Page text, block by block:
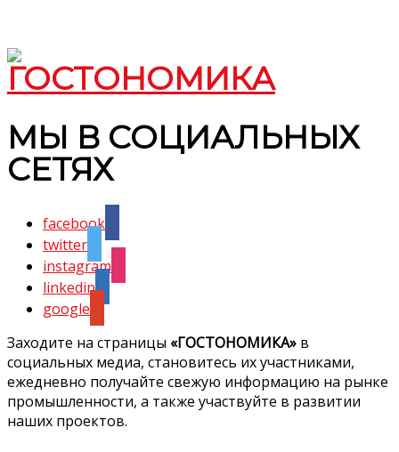
МЫ В СОЦИАЛЬНЫХ
СЕТЯХ
facebook
twitter
instagram
linkedin
google
Заходите на страницы «ГОСТОНОМИКА» в
социальных медиа, становитесь их участниками,
ежедневно получайте свежую информацию на рынке
промышленности, а также участвуйте в развитии
наших проектов.